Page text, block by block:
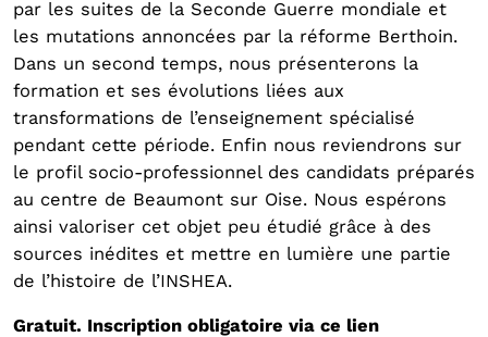
par les suites de la Seconde Guerre mondiale et
les mutations annoncées par la réforme Berthoin.
Dans un second temps, nous présenterons la
formation et ses évolutions liées aux
transformations de l’enseignement spécialisé
pendant cette période. Enfin nous reviendrons sur
le profil socio-professionnel des candidats préparés
au centre de Beaumont sur Oise. Nous espérons
ainsi valoriser cet objet peu étudié grâce à des
sources inédites et mettre en lumière une partie
de l’histoire de l’INSHEA.
Gratuit. Inscription obligatoire via ce lien